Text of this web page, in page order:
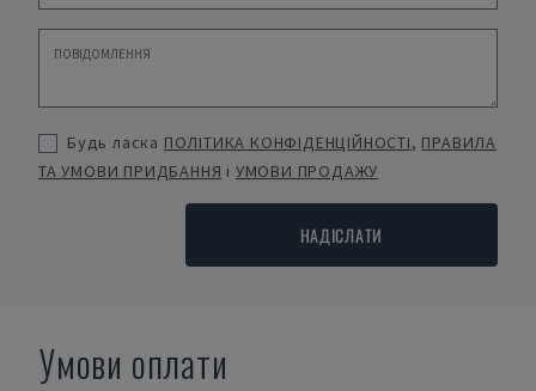
Будь ласка ПОЛІТИКА КОНФІДЕНЦІЙНОСТІ, ПРАВИЛА
ТА УМОВИ ПРИДБАННЯ і УМОВИ ПРОДАЖУ
НАДІСЛАТИ
Умови оплати